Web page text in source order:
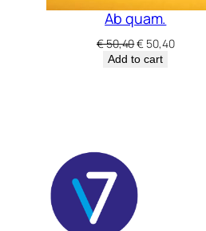
Ab quam.
€50,40Original
price
€ 50,40Current
Add to cart